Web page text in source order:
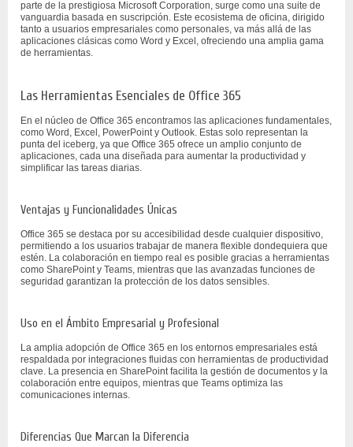
parte de la prestigiosa Microsoft Corporation, surge como una suite de
vanguardia basada en suscripción. Este ecosistema de oficina, dirigido
tanto a usuarios empresariales como personales, va más allá de las
aplicaciones clásicas como Word y Excel, ofreciendo una amplia gama
de herramientas.
Las Herramientas Esenciales de Office 365
En el núcleo de Office 365 encontramos las aplicaciones fundamentales,
como Word, Excel, PowerPoint y Outlook. Estas solo representan la
punta del iceberg, ya que Office 365 ofrece un amplio conjunto de
aplicaciones, cada una diseñada para aumentar la productividad y
simplificar las tareas diarias.
Ventajas y Funcionalidades Únicas
Office 365 se destaca por su accesibilidad desde cualquier dispositivo,
permitiendo a los usuarios trabajar de manera flexible dondequiera que
estén. La colaboración en tiempo real es posible gracias a herramientas
como SharePoint y Teams, mientras que las avanzadas funciones de
seguridad garantizan la protección de los datos sensibles.
Uso en el Ámbito Empresarial y Profesional
La amplia adopción de Office 365 en los entornos empresariales está
respaldada por integraciones fluidas con herramientas de productividad
clave. La presencia en SharePoint facilita la gestión de documentos y la
colaboración entre equipos, mientras que Teams optimiza las
comunicaciones internas.
Diferencias Que Marcan la Diferencia